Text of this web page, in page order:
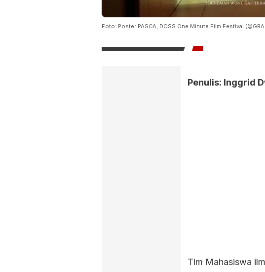
Foto: Poster PASCA, DOSS One Minute Film Festival
Penulis: Inggrid
Tim Mahasiswa